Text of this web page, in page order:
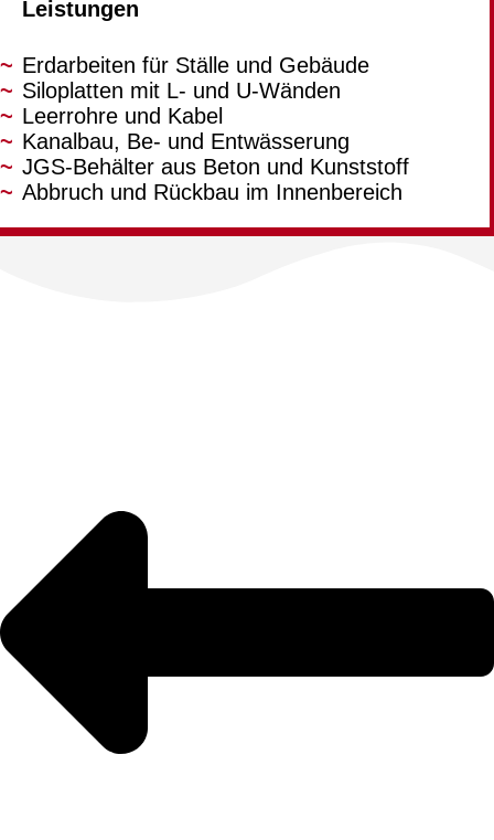
Leistungen
Erdarbeiten für Ställe und Gebäude
Siloplatten mit L- und U-Wänden
Leerrohre und Kabel
Kanalbau, Be- und Entwässerung
JGS-Behälter aus Beton und Kunststoff
Abbruch und Rückbau im Innenbereich